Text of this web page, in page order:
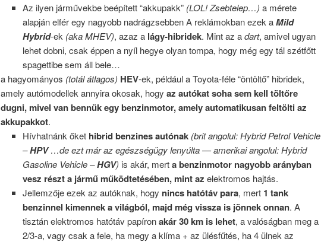
Az ilyen járművekbe beépített “akkupakk” (LOL! Zsebtelep…) a mérete
alapján elfér egy nagyobb nadrágzsebben A reklámokban ezek aMild
Hybrid-ek (aka MHEV), azaz a lágy-hibridek. Mint az adart, amivel ugyan
lehet dobni, csak éppen a nyíl hegye olyan tompa, hogy még egy tál szétfőtt
spagettibe sem áll bele…
a hagyományos (totál átlagos) HEV-ek, például a Toyota-féle “öntöltő” hibridek,
amely autómodellek annyira okosak, hogy az autókat soha sem kell töltőre
dugni, mivel van bennük egy benzinmotor, amely automatikusan feltölti az
akkupakkot.
Hívhatnánk őket hibrid benzines autónak (brit angolul: Hybrid Petrol Vehicle
–HPV…de ezt már az egészségügy lenyúlta — amerikai angolul: Hybrid
Gasoline Vehicle –HGV) is akár, merta benzinmotor nagyobb arányban
vesz részt a jármű működtetésében, mint az elektromos hajtás.
Jellemzője ezek az autóknak, hogy nincs hatótáv para, mert 1 tank
benzinnel kimennek a világból, majd még vissza is jönnek onnan. A
tisztán elektromos hatótáv papíronakár 30 km is lehet, a valóságban meg a
2/3-a, vagy csak a fele, ha megy a klíma + az ülésfűtés, ha 4 ülnek az